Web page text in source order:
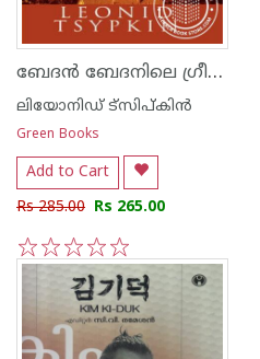
ബേദ‌ന്‍ ബേദനിലെ ഗ്രീഷ്മകാലത്ത്
ലിയോനിഡ് ട്സിപ്കിന്‍
Green Books
Add to Cart
Rs 285.00 Rs 265.00
5
4
3
2
1